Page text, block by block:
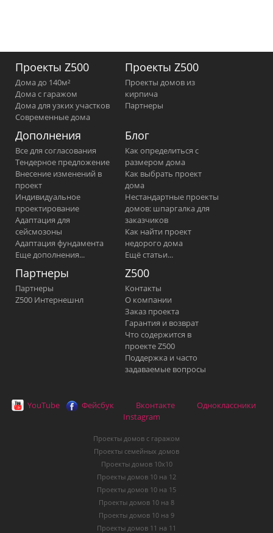
Проекты Z500
Дома до 140м²
Дома с гаражом
Дома для узких участков
Современные дома
Проекты Z500
Проекты домов из
кирпича
Партнеры
Дополнения
Все для согласования
Тендерное предложение
Внесение изменений в
проект
Индивидуальное
проектирование
Адаптация для
сейсмозоны
Адаптация фундамента
Еще дополнения...
Блог
Как определиться с
размером дома
Как выбрать проект
дома
Нестандартные проекты
домов: шпаргалка для
заказчиков
Как найти проект
недорого дома
Ещё статьи...
Партнеры
Партнеры
Z500 Интернешнл
Z500
Контакты
О компании
Заказ проекта
Гарантия и возврат
Что содержится в
проекте Z500
Поддержка и часто
задаваемые вопросы
YouTube Фейсбук Вконтакте
Одноклассники
Instagram
Проекты домов с гаражом
Проекты семейных домов
Проекты домов 10х10
Проекты домов 10 на 12
Проекты домов 10 на 15
Проекты домов 10 на 8
Проекты домов 10 на 9
Проекты домов 11 на 11